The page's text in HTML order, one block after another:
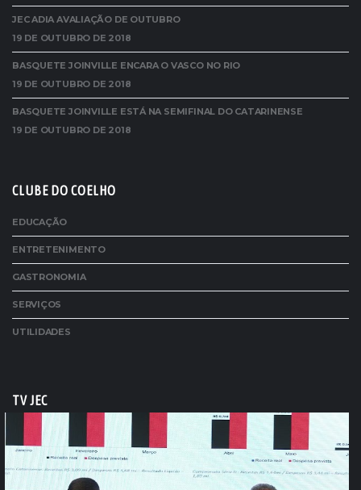
JEC ADIA AVALIAÇÃO DE OUTUBRO
19 DE OUTUBRO DE 2018
BASQUETE JOINVILLE ENCARA O VASCO NO RIO
19 DE OUTUBRO DE 2018
BASQUETE JOINVILLE ESTÁ NA SEMIFINAL DO CATARINENSE
19 DE OUTUBRO DE 2018
CLUBE DO COELHO
EDUCAÇÃO
ENTRETENIMENTO
GASTRONOMIA
SERVIÇOS
UTILIDADES
TV JEC